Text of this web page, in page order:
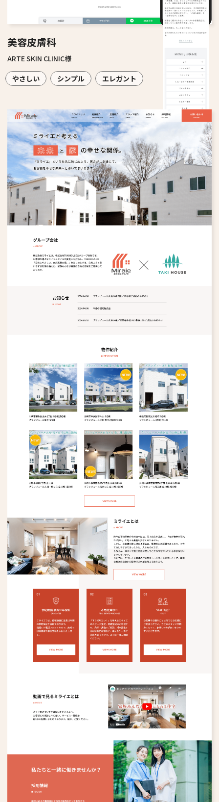
美容皮膚科
ARTE SKIN CLINIC様
やさしい シンプル エレガント